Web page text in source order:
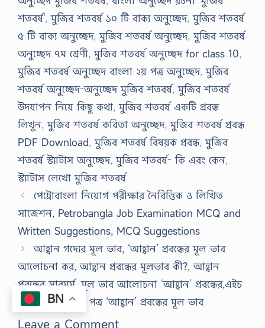
শতবর্ষ',মুজিব শতবর্ষ ১০ টি বাক্য অনুচ্ছেদ,মুজিব শতবর্ষ
৫ টি বাক্য অনুচ্ছেদ,মুজিব শতবর্ষ অনুচ্ছেদ,মুজিব শতবর্ষ
অনুচ্ছেদ ৭ম শ্রেণী,মুজিব শতবর্ষ অনুচ্ছেদ for class 10,
মুজিব শতবর্ষ অনুচ্ছেদ বাংলা ২য় পত্র অনুচ্ছেদ,মুজিব
শতবর্ষ অনুচ্ছেদ-অনুচ্ছেদ মুজিব শতবর্ষ,মুজিব শতবর্ষ
উদযাপন নিয়ে কিছু কথা,মুজিব শতবর্ষ একটি প্রবন্ধ
লিখুন,মুজিব শতবর্ষ কবিতা অনুচ্ছেদ,মুজিব শতবর্ষ প্রবন্ধ
PDF Download,মুজিব শতবর্ষ বিষয়ক প্রবন্ধ,মুজিব
শতবর্ষ স্ট্যাটাস অনুচ্ছেদ,মুজিব শতবর্ষ- কি এবং কেন,
স্ট্যাটাস লেখো মুজিব শতবর্ষ
পেট্রোবাংলা নিয়োগ পরীক্ষার নৈবিত্তিক ও লিখিত
সাজেশন, Petrobangla Job Examination MCQ and
Written Suggestions, MCQ Suggestions
আহ্বান গদ্যের মূল ভাব, ‘আহ্বান’ প্রবন্ধের মূল ভাব
আলোচনা কর, আহ্বান প্রবন্ধের মূলভাব কী?, আহ্বান
প্রবন্ধের সারমর্ম, মূল ভাব আলোচনা ‘আহ্বান’ প্রবন্ধের,এইচ
এস সি বাংলা ১ম পত্র ‘আহ্বান’ প্রবন্ধের মূল ভাব
Leave a Comment
BN